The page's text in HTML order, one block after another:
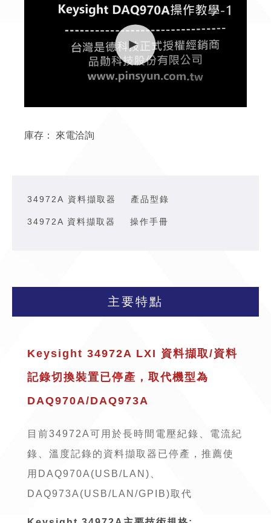
庫存： 來電洽詢
34972A 資料擷取器 產品型錄
34972A 資料擷取器 操作手冊
主要特點
Keysight 34972A LXI 資料擷取/資料
記錄切換裝置已停產，取代機型為
DAQ970A/DAQ973A
目前34972A可用於長時間電壓紀錄、電流紀
錄、溫度記錄的資料擷取器已停產，推薦使
用 DAQ970A(USB/LAN)
DAQ973A(USB/LAN/GPIB)取代